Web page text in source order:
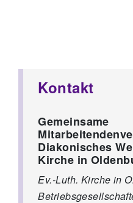
Kontakt
Gemeinsame
Diakonisches
Kirche in
Ev.-Luth. Kirche in